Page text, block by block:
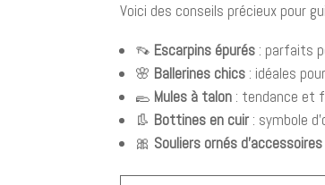
Voici des conseils précieux pour
👡 Escarpins épurés : parfaits
🌸 Ballerines chics : idéales
🥿 Mules à talon : tendance et
👢 Bottines en cuir : symbole
🎀 Souliers ornés d’accessoires